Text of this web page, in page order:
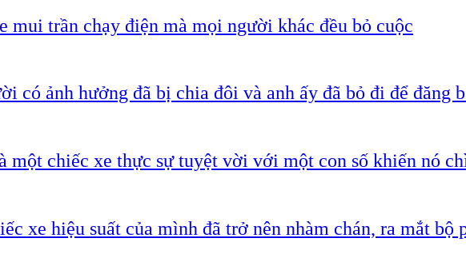
mui trần chạy điện mà mọi người khác đều bỏ cuộc
có ảnh hưởng đã bị chia đôi và anh ấy đã bỏ đi để đăng
một chiếc xe thực sự tuyệt vời với một con số khiến nó
xe hiệu suất của mình đã trở nên nhàm chán, ra mắt bộ